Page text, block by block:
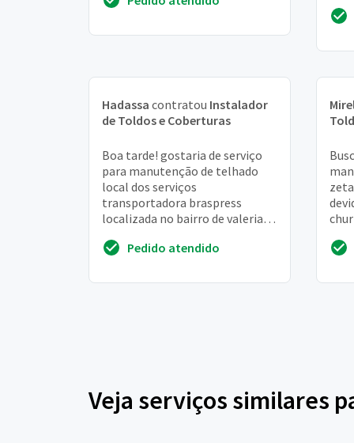
s...
Hadassa contratou Instalador
de Toldos e Coberturas
Boa tarde! gostaria de serviço
para manutenção de telhado
local dos serviços
transportadora braspress
localizada no bairro de valeria -
vista podemos agendar te...
Pedido atendido
Veja serviços similares